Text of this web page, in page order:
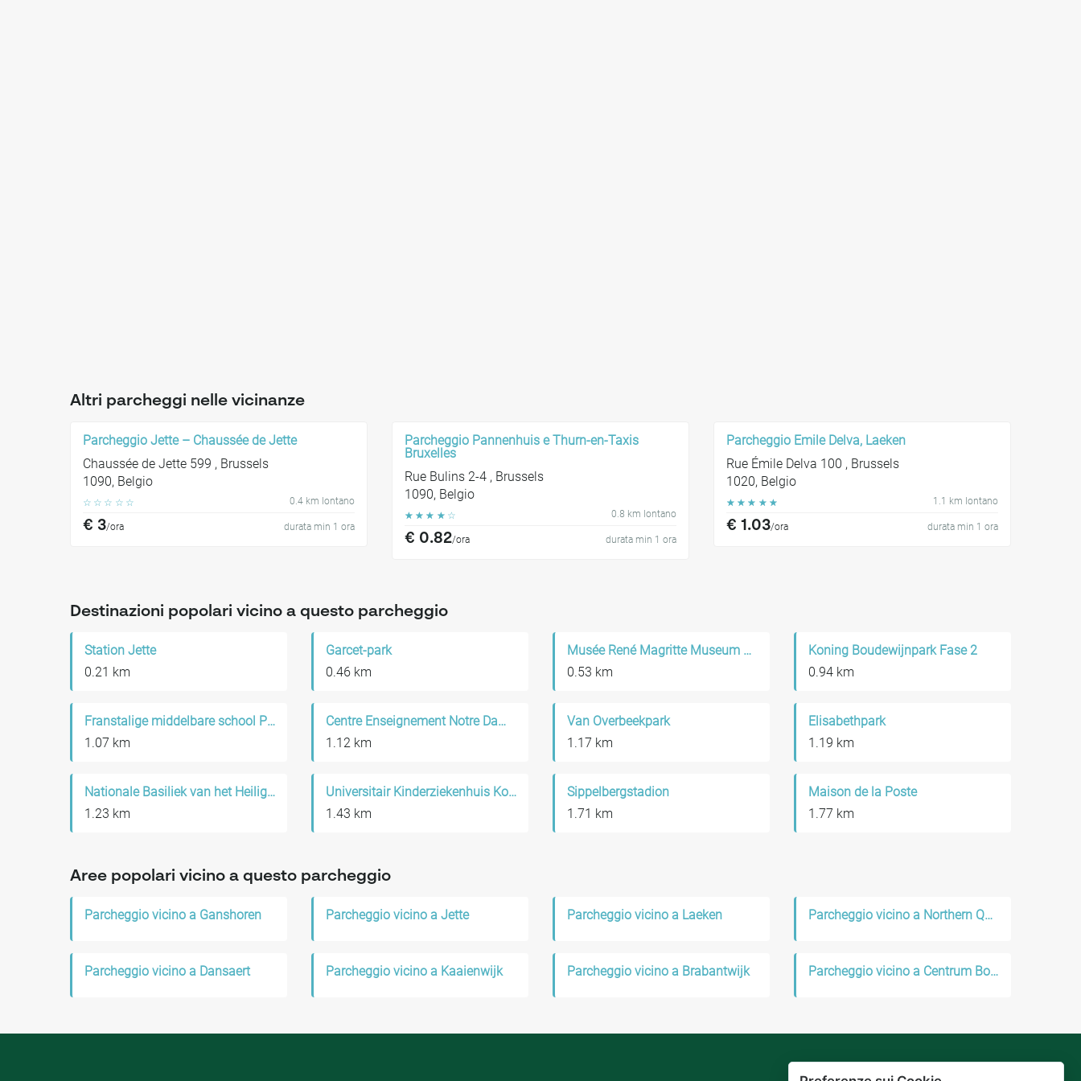
Altri parcheggi nelle vicinanze
Parcheggio Jette – Chaussée de Jette
Chaussée de Jette 599 , Brussels
1090, Belgio
☆ ☆ ☆ ☆ ☆ 0.4 km lontano
€ 3/ora durata min 1 ora
Parcheggio Pannenhuis e Thurn-en-Taxis
Bruxelles
Rue Bulins 2-4 , Brussels
1090, Belgio
☆ ☆ ☆ ☆ ☆ 0.8 km lontano
€ 0.82/ora durata min 1 ora
Parcheggio Emile Delva, Laeken
Rue Émile Delva 100 , Brussels
1020, Belgio
☆ ☆ ☆ ☆ ☆ 1.1 km lontano
€ 1.03/ora durata min 1 ora
Destinazioni popolari vicino a questo parcheggio
Station Jette
0.21 km
Garcet-park
0.46 km
Musée René Magritte Museum VZW
0.53 km
Koning Boudewijnpark Fase 2
0.94 km
Franstalige middelbare school Plurielle Maritime
1.07 km
Centre Enseignement Notre Dame de la Sagesse En Liquidation Asbl
1.12 km
Van Overbeekpark
1.17 km
Elisabethpark
1.19 km
Nationale Basiliek van het Heilig Hart te Koekelberg
1.23 km
Universitair Kinderziekenhuis Koningin Fabiola
1.43 km
Sippelbergstadion
1.71 km
Maison de la Poste
1.77 km
Aree popolari vicino a questo parcheggio
Parcheggio vicino a Ganshoren Parcheggio vicino a Jette Parcheggio vicino a Laeken Parcheggio vicino a Northern Quarter
Parcheggio vicino a Dansaert Parcheggio vicino a Kaaienwijk Parcheggio vicino a Brabantwijk Parcheggio vicino a Centrum Boulevards